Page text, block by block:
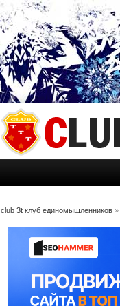
club 3t клуб единомышленников »